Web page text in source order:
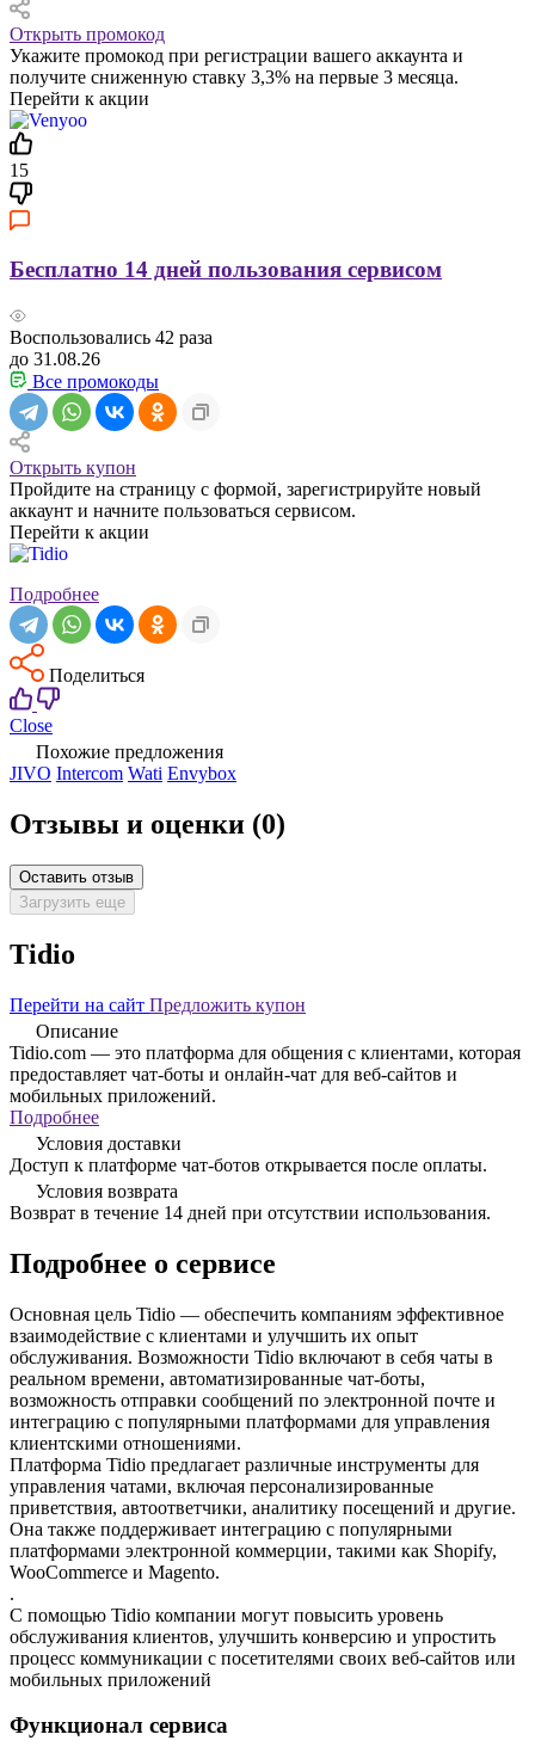
Открыть промокод
Укажите промокод при регистрации вашего аккаунта и
получите сниженную ставку 3,3% на первые 3 месяца.
Перейти к акции
15
Бесплатно 14 дней пользования сервисом
Воспользовались 42 раза
до 31.08.26
Все промокоды
Открыть купон
Пройдите на страницу с формой, зарегистрируйте новый
аккаунт и начните пользоваться сервисом.
Перейти к акции
Подробнее
Поделиться
Close
Похожие предложения
JIVO Intercom Wati Envybox
Отзывы и оценки (0)
Оставить отзыв
Загрузить еще
Tidio
Перейти на сайт Предложить купон
Описание
Tidio.com — это платформа для общения с клиентами, которая
предоставляет чат-боты и онлайн-чат для веб-сайтов и
мобильных приложений.
Подробнее
Условия доставки
Доступ к платформе чат-ботов открывается после оплаты.
Условия возврата
Возврат в течение 14 дней при отсутствии использования.
Подробнее о сервисе
Основная цель Tidio — обеспечить компаниям эффективное
взаимодействие с клиентами и улучшить их опыт
обслуживания. Возможности Tidio включают в себя чаты в
реальном времени, автоматизированные чат-боты,
возможность отправки сообщений по электронной почте и
интеграцию с популярными платформами для управления
клиентскими отношениями.
Платформа Tidio предлагает различные инструменты для
управления чатами, включая персонализированные
приветствия, автоответчики, аналитику посещений и другие.
Она также поддерживает интеграцию с популярными
платформами электронной коммерции, такими как Shopify,
WooCommerce и Magento.
.
С помощью Tidio компании могут повысить уровень
обслуживания клиентов, улучшить конверсию и упростить
процесс коммуникации с посетителями своих веб-сайтов или
мобильных приложений
Функционал сервиса